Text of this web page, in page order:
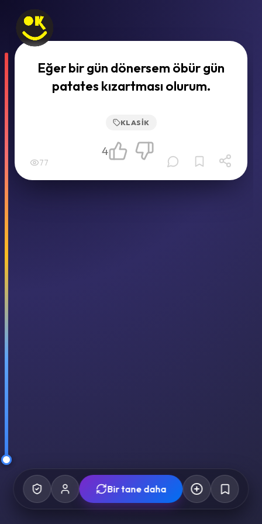
Eğer bir gün dönersem öbür gün
patates kızartması olurum.
KLASIK
77
4
Bir tane daha